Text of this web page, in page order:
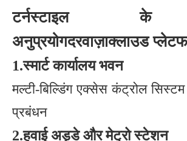
टर्नस्टाइल के
अनुप्रयोगदरवाज़ाक्लाउड
1.स्मार्ट कार्यालय भवन
मल्टी-बिल्डिंग एक्सेस कंट्रोल
प्रबंधन
2.हवाई अड्डे और मेट्रो स्टेशन